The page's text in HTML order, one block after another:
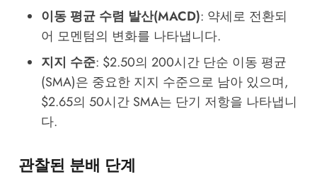
이동 평균 수렴 발산(MACD): 약세로 전환되
어 모멘텀의 변화를 나타냅니다.
지지 수준: $2.50의 200시간 단순 이동 평균
(SMA)은 중요한 지지 수준으로 남아 있으며,
$2.65의 50시간 SMA는 단기 저항을 나타냅니
다.
관찰된 분배 단계